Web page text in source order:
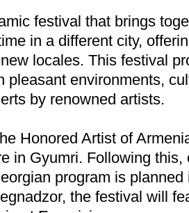
festival that brings
in a different city,
locales. This festival
pleasant environments,
by renowned artists.
Honored Artist of
in Gyumri. Following this,
program is
the festival will